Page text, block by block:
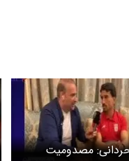
مصدومیت